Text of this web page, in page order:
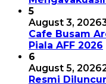
5
August 3, 2026
Cafe Busam
Piala AFF 2026
6
August 5, 2026
Resmi